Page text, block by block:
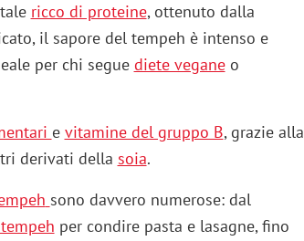
ricco di proteine, ottenuto dalla
il sapore del tempeh è intenso e
per chi segue diete vegane o
e vitamine del gruppo B, grazie alla
derivati della soia.
sono davvero numerose: dal
per condire pasta e lasagne, fino